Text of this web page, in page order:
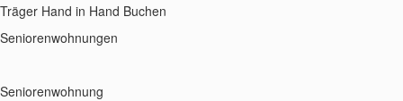
Träger Hand in Hand Buchen
Seniorenwohnungen
Seniorenwohnung